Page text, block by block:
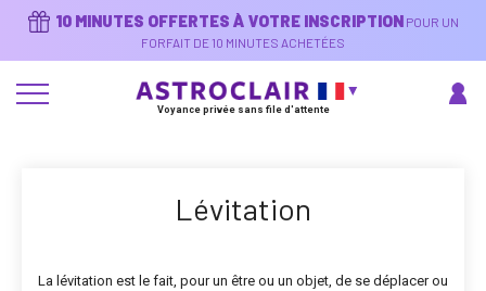
10 MINUTES OFFERTES À VOTRE INSCRIPTION POUR UN
FORFAIT DE 10 MINUTES ACHETÉES
Voyance privée sans file d'attente
Lévitation
La lévitation est le fait, pour un être ou un objet, de se déplacer ou